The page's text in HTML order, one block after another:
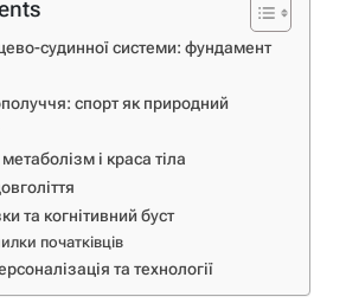
судинної системи: фундамент
спорт як природний
і краса тіла
та когнітивний буст
початківців
та технології